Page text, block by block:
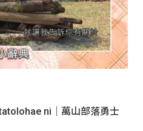
tatolohae ni｜萬山部落勇士